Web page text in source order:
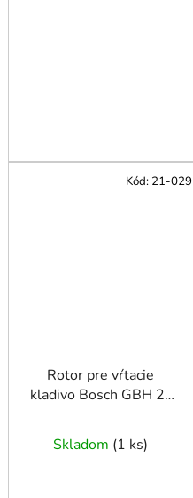
Rotor pre vŕtacie
kladivo Bosch GBH 2-
2200
Skladom (1 ks)
Kód: 21-029